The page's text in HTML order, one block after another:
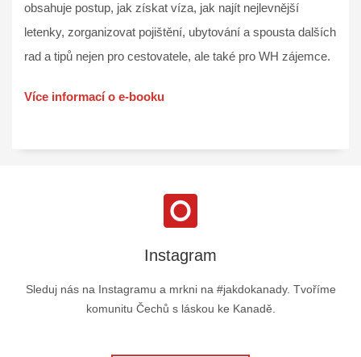
obsahuje postup, jak získat víza, jak najít nejlevnější
letenky, zorganizovat pojištění, ubytování a spousta dalších
rad a tipů nejen pro cestovatele, ale také pro WH zájemce.
Více informací o e-booku
Instagram
Sleduj nás na Instagramu a mrkni na #jakdokanady. Tvoříme
komunitu Čechů s láskou ke Kanadě.